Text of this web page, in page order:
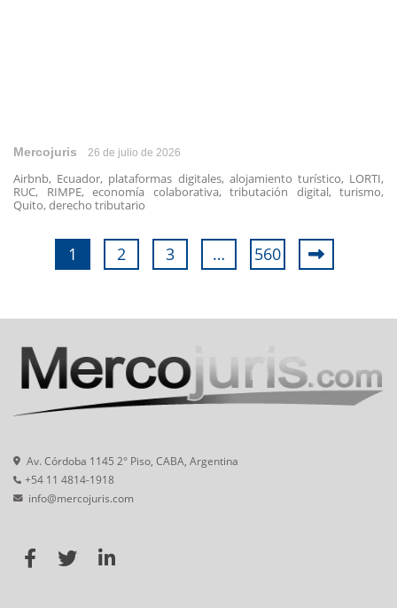
Mercojuris 26 de julio de 2026
Airbnb, Ecuador, plataformas digitales, alojamiento turístico, LORTI,
RUC, RIMPE, economía colaborativa, tributación digital, turismo,
Quito, derecho tributario
1 2 3 … 560
Av. Córdoba 1145 2° Piso, CABA, Argentina
+54 11 4814-1918
info@mercojuris.com